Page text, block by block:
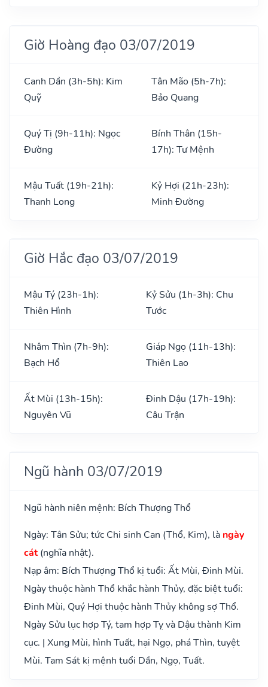
Giờ Hoàng đạo 03/07/2019
Canh Dần (3h-5h): Kim
Quỹ
Tân Mão (5h-7h):
Bảo Quang
Quý Tị (9h-11h): Ngọc
Đường
Bính Thân (15h-
17h): Tư Mệnh
Mậu Tuất (19h-21h):
Thanh Long
Kỷ Hợi (21h-23h):
Minh Đường
Giờ Hắc đạo 03/07/2019
Mậu Tý (23h-1h):
Thiên Hình
Kỷ Sửu (1h-3h): Chu
Tước
Nhâm Thìn (7h-9h):
Bạch Hổ
Giáp Ngọ (11h-13h):
Thiên Lao
Ất Mùi (13h-15h):
Nguyên Vũ
Đinh Dậu (17h-19h):
Câu Trận
Ngũ hành 03/07/2019
Ngũ hành niên mệnh: Bích Thượng Thổ
Ngày: Tân Sửu; tức Chi sinh Can (Thổ, Kim), là ngày
cát(nghĩa nhật).
Nạp âm: Bích Thượng Thổ kị tuổi: Ất Mùi, Đinh Mùi.
Ngày thuộc hành Thổ khắc hành Thủy, đặc biệt tuổi:
Đinh Mùi, Quý Hợi thuộc hành Thủy không sợ Thổ.
Ngày Sửu lục hợp Tý, tam hợp Tỵ và Dậu thành Kim
cục. | Xung Mùi, hình Tuất, hại Ngọ, phá Thìn, tuyệt
Mùi. Tam Sát kị mệnh tuổi Dần, Ngọ, Tuất.